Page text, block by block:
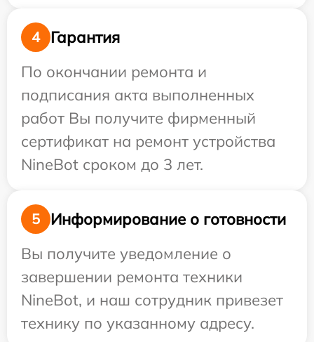
4
Гарантия
По окончании ремонта и
подписания акта выполненных
работ Вы получите фирменный
сертификат на ремонт устройства
NineBot сроком до 3 лет.
5
Информирование о готовности
Вы получите уведомление о
завершении ремонта техники
NineBot, и наш сотрудник привезет
технику по указанному адресу.